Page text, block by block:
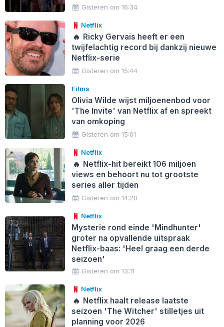
Gisteren om 16:34
Netflix
🔥 Ricky Gervais heeft er een
twijfelachtig record bij dankzij nieuwe
Netflix-serie
Gisteren om 15:44
Films
Olivia Wilde wijst miljoenenbod voor
'The Invite' van Netflix af en spreekt
van omkoping
Gisteren om 15:01
Netflix
🔥 Netflix-hit bereikt 106 miljoen
views en behoort nu tot grootste
series aller tijden
Gisteren om 14:20
Netflix
Mysterie rond einde 'Mindhunter'
groter na opvallende uitspraak
Netflix-baas: 'Heel graag een derde
seizoen'
Gisteren om 13:11
Netflix
🔥 Netflix haalt release laatste
seizoen 'The Witcher' stilletjes uit
planning voor 2026